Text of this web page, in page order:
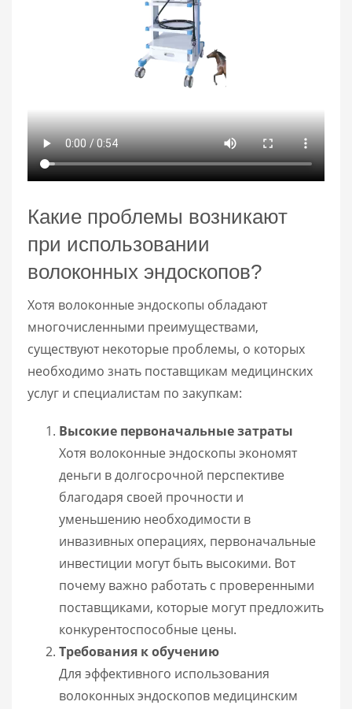
Какие проблемы возникают
при использовании
волоконных эндоскопов?
Хотя волоконные эндоскопы обладают
многочисленными преимуществами,
существуют некоторые проблемы, о которых
необходимо знать поставщикам медицинских
услуг и специалистам по закупкам:
Высокие первоначальные затраты
Хотя волоконные эндоскопы экономят
деньги в долгосрочной перспективе
благодаря своей прочности и
уменьшению необходимости в
инвазивных операциях, первоначальные
инвестиции могут быть высокими. Вот
почему важно работать с проверенными
поставщиками, которые могут предложить
конкурентоспособные цены.
Требования к обучению
Для эффективного использования
волоконных эндоскопов медицинским